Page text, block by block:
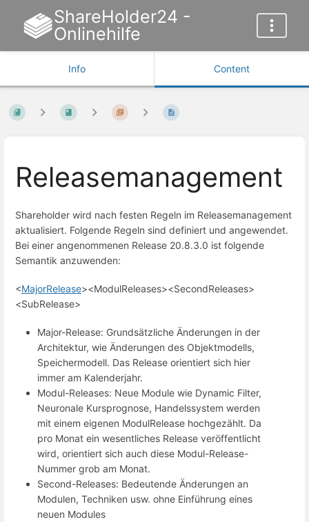
ShareHolder24 -
Onlinehilfe
Info Content
Releasemanagement
Shareholder wird nach festen Regeln im Releasemanagement
aktualisiert. Folgende Regeln sind definiert und angewendet.
Bei einer angenommenen Release 20.8.3.0 ist folgende
Semantik anzuwenden:
<MajorRelease><ModulReleases><SecondReleases>
<SubRelease>
Major-Release: Grundsätzliche Änderungen in der
Architektur, wie Änderungen des Objektmodells,
Speichermodell. Das Release orientiert sich hier
immer am Kalenderjahr.
Modul-Releases: Neue Module wie Dynamic Filter,
Neuronale Kursprognose, Handelssystem werden
mit einem eigenen ModulRelease hochgezählt. Da
pro Monat ein wesentliches Release veröffentlicht
wird, orientiert sich auch diese Modul-Release-
Nummer grob am Monat.
Second-Releases: Bedeutende Änderungen an
Modulen, Techniken usw. ohne Einführung eines
neuen Modules